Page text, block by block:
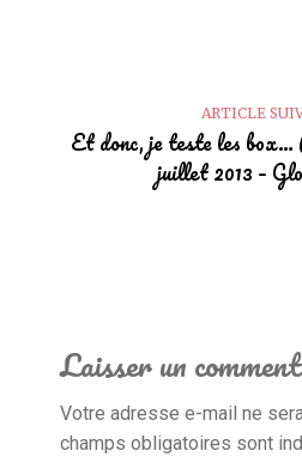
ARTICLE
Et donc, je teste les
juillet 2013 –
Laisser un
Votre adresse e-mail ne
champs obligatoires sont